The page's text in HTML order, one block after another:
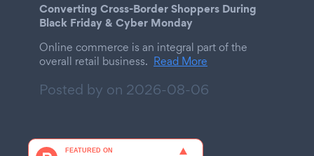
Converting Cross-Border Shoppers During
Black Friday & Cyber Monday
Online commerce is an integral part of the
overall retail business. Read More
Posted by on 2026-08-06